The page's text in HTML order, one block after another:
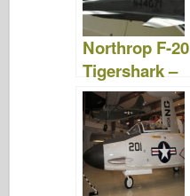
Northrop F-20
Tigershark –
Photos et
vidéo